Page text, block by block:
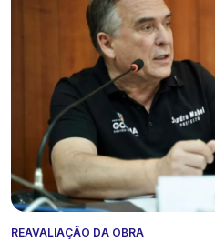
REAVALIAÇÃO DA OBRA